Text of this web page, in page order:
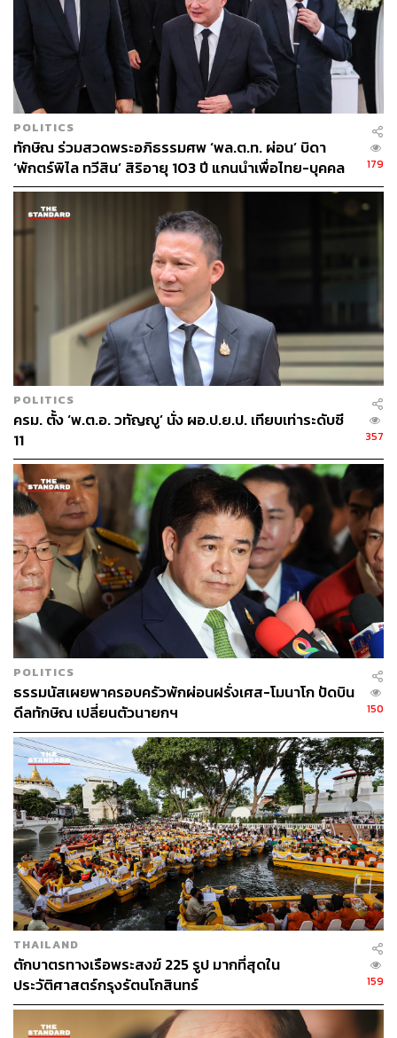
สำหรับกรณีที่กรรมการจริยธรรมต้องสอบ 6 สส. ของพรรค
ที่โหวตสนับสนุนให้ แพทองธาร ชินวัตร เป็นนายกรัฐมนตรี
นั้น พรรคไทยสร้างไทยมีมติก่อนที่ตนจะเดินทางไปประเทศ
จีน โดยหารือกับกรรมการบริหารพรรคว่า จะให้กรรมการ
จริยธรรมพิจารณาให้โอกาสทุกคนได้ชี้แจงว่าเหตุใดจึงทำ
และมีเหตุผลอย่างไร
คุณหญิงสุดารัตน์ย้ำว่า เราต้องอำนวยความยุติธรรม และเปิด
โอกาสให้เขาอย่างเต็มที่ ต้องฟังว่าเหตุใดเขาถึงทำแบบนั้น
ในมติของกรรมการบริหารพรรค จึงขอเชิญมานั่งพูดคุยกันที
ละคน เพื่อเปิดโอกาสให้เขาได้ระบาย ได้พูดถึงความประสงค์
คุณหญิงสุดารัตน์ยกตัวอย่าง สส. คนแรกที่เชิญมา ก็มีการไป
ปรากฏตัวและร่วมกิจกรรมกับพรรคอื่น อีกทั้งยังมีการโหวต
สวนมติหลายครั้ง และไม่ได้มาชี้แจง ซึ่งภายหลังการประชุม
ของกรรมการบริหารพรรค มีมติเสนอให้ลงโทษฐานผิด
จริยธรรมร้ายแรงต่อการทำหน้าที่เป็นผู้แทนราษฎรและต่อ
ประชาชน
“พรรคไทยสร้างไทยพูดเสมอว่า นักการเมืองเก่งอย่างเดียวไม่
พอ จะต้องดี มีจริยธรรมด้วย เราไม่เห็นด้วยกับการส่งเสริมค่า
นิยมแบบนี้ต่อสังคมไทย คือการที่นักการเมืองจะอ้าง
ประชาชนอยู่ตลอดเวลา แต่ท้ายที่สุดเวลาทำงานก็จะทำเพื่อ
ผลประโยชน์ของตัวเองและพวกพ้องเท่านั้น ประชาชนอยู่
ทีหลังเสมอ แล้วก็ไปสร้างค่านิยมผิดๆ ว่าการใช้เงิน ใช้
ตำแหน่ง เพื่อดูด สส. จากพรรคอื่นๆ เป็น New Normal ที่รับ
ได้” คุณหญิงสุดารัตน์กล่าว
คุณหญิงสุดารัตน์ชี้ว่า ตอนนี้เป็นช่วงที่การเมืองเลอะเทอะ
ที่สุด ทำให้จริยธรรมทางการเมืองที่ควรจะมีกลับถูกทำลาย
และเป็นการทำลายระบอบประชาธิปไตยอันมีพระมหา
กษัตริย์ทรงเป็นประมุข เป็นการทำลายจริยธรรมของนักการ
เมือง เราควรส่งเสริมให้มีนักการเมืองที่มีคุณภาพ เก่ง และมี
คุณธรรม ไม่ใช่นักการเมืองที่ไม่ได้รับศรัทธาจากประชาชน
ไม่ได้รับความไว้วางใจ และความเชื่อมั่นจากประชาชนทำ
ในสิ่งเหล่านี้
ส่วนเรื่องใบเสร็จนั้น ก็มีนักข่าวรายงานกันเองว่า มีการไป
ร่วมงานกับพรรคการเมืองอื่นอย่างโจ่งแจ้ง และเอามติที่
ประชุมไปอ้าง ซึ่งก็สวนมติพรรคหลายครั้ง แต่เราจะไม่เอาสิ่ง
นี้มาเป็นมาตรฐาน เพราะทั้ง 6 คนไม่เหมือนกัน แต่ละคนมี
เหตุผลแตกต่างกัน เราจึงต้องฟังทั้ง 6 คน และอำนวยความ
ยุติธรรมให้เขาอย่างเต็มที่
“แต่พรรคเองก็ต้องมีจุดยืน เราจะไปทำตัวเลอะเทอะอย่างที่
คนอื่นเขาทำไม่ได้ แม้ว่าเราจะไม่มีใครเหลือ ไม่มี สส. เหลือ
แต่เราขอรักษาจุดยืนที่จะไม่ไปทำให้การเมืองเลอะเทอะมาก
ขึ้น ไปทำให้จริยธรรมอันดีที่ควรเกิดขึ้นในสังคมไทยเสียหาย
POLITICS
ทักษิณ ร่วมสวดพระอภิธรรมศพ ‘พล.ต.ท. ผ่อน’ บิดา
‘พักตร์พิไล ทวีสิน’ สิริอายุ 103 ปี แกนนำเพื่อไทย-บุคคล
หลากวงการร่วมอาลัย
179
POLITICS
ครม. ตั้ง ‘พ.ต.อ. วทัญญู’ นั่ง ผอ.ป.ย.ป. เทียบเท่าระดับซี
11
357
POLITICS
ธรรมนัสเผยพาครอบครัวพักผ่อนฝรั่งเศส-โมนาโก ปัดบิน
ดีลทักษิณ เปลี่ยนตัวนายกฯ
150
THAILAND
ตักบาตรทางเรือพระสงฆ์ 225 รูป มากที่สุดใน
ประวัติศาสตร์กรุงรัตนโกสินทร์
159